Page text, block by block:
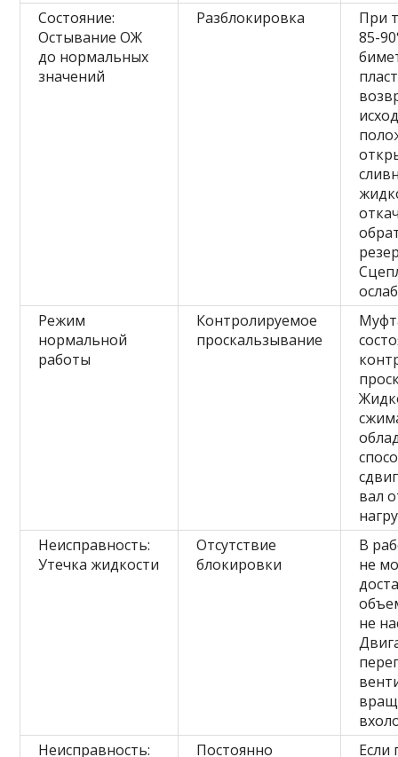
Состояние:
Остывание ОЖ
до нормальных
значений
Разблокировка
При
85-
Режим
нормальной
работы
Контролируемое
проскальзывание
вал
Неисправность:
Утечка жидкости
Отсутствие
блокировки
В
не
не
Неисправность:
Постоянно
Если